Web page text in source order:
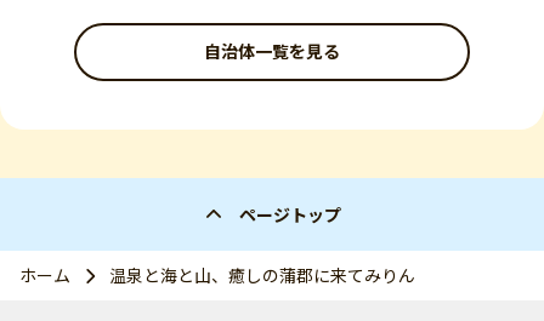
自治体一覧を見る
ページトップ
ホーム 温泉と海と山、癒しの蒲郡に来てみりん